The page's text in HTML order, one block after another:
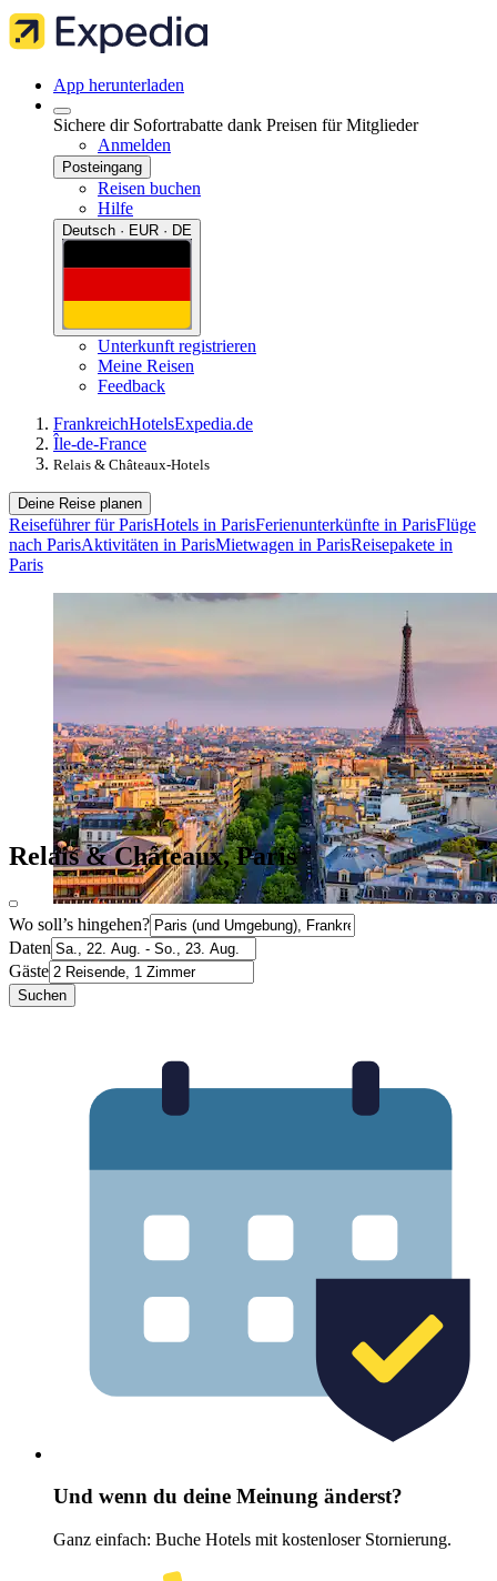
App herunterladen
Sichere dir Sofortrabatte dank Preisen für Mitglieder
Anmelden
Posteingang
Reisen buchen
Hilfe
Deutsch · EUR · DE
Unterkunft registrieren
Meine Reisen
Feedback
FrankreichHotelsExpedia.de
Île-de-France
Relais & Châteaux-Hotels
Deine Reise planen
Reiseführer für ParisHotels in ParisFerienunterkünfte in ParisFlüge
nach ParisAktivitäten in ParisMietwagen in ParisReisepakete in
Paris
Relais & Châteaux, Paris
Wo soll’s hingehen?
Daten
Gäste
Suchen
Und wenn du deine Meinung änderst?
Ganz einfach: Buche Hotels mit kostenloser Stornierung.